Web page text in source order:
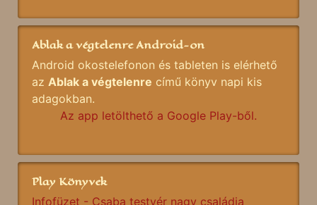
Ablak a végtelenre Android-on
Android okostelefonon és tableten is elérhető
az Ablak a végtelenre című könyv napi kis
adagokban.
Az app letölthető a Google Play-ből.
Play Könyvek
Infofüzet - Csaba testvér nagy családja